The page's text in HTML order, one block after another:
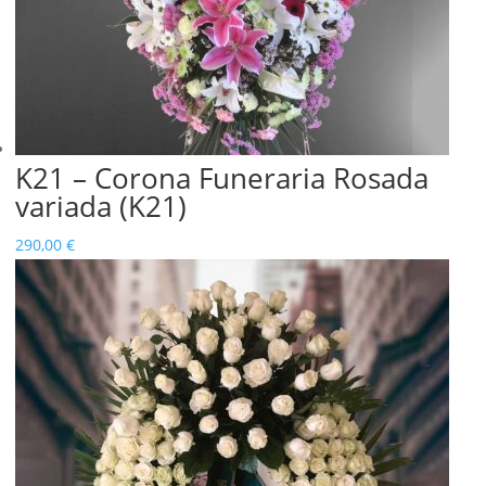
K21 – Corona Funeraria Rosada
variada (K21)
290,00 €